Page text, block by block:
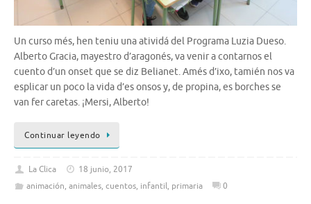
Un curso més, hen teniu una atividá del Programa Luzia Dueso.
Alberto Gracia, mayestro d’aragonés, va venir a contarnos el
cuento d’un onset que se diz Belianet. Amés d’ixo, tamién nos va
esplicar un poco la vida d’es onsos y, de propina, es borches se
van fer caretas. ¡Mersi, Alberto!
Continuar leyendo
La Clica
18 junio, 2017
animación, animales, cuentos, infantil, primaria 0